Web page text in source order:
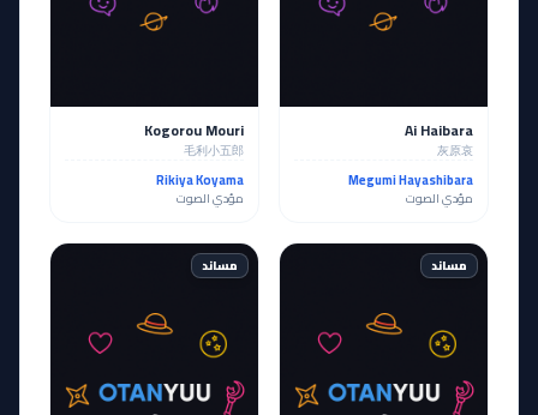
Ai Haibara
灰原哀
Megumi Hayashibara
مؤدي الصوت
Kogorou Mouri
毛利小五郎
Rikiya Koyama
مؤدي الصوت
مساند مساند